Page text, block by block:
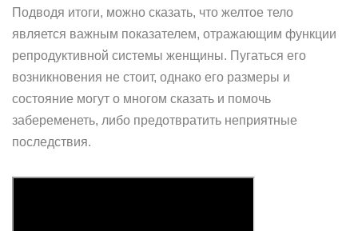
Подводя итоги, можно сказать, что желтое тело
является важным показателем, отражающим функции
репродуктивной системы женщины. Пугаться его
возникновения не стоит, однако его размеры и
состояние могут о многом сказать и помочь
забеременеть, либо предотвратить неприятные
последствия.